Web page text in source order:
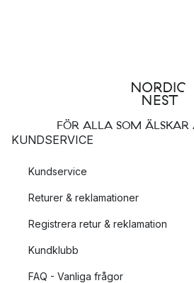
FÖR ALLA SOM ÄLSKAR
KUNDSERVICE
Kundservice
Returer & reklamationer
Registrera retur & reklamation
Kundklubb
FAQ - Vanliga frågor